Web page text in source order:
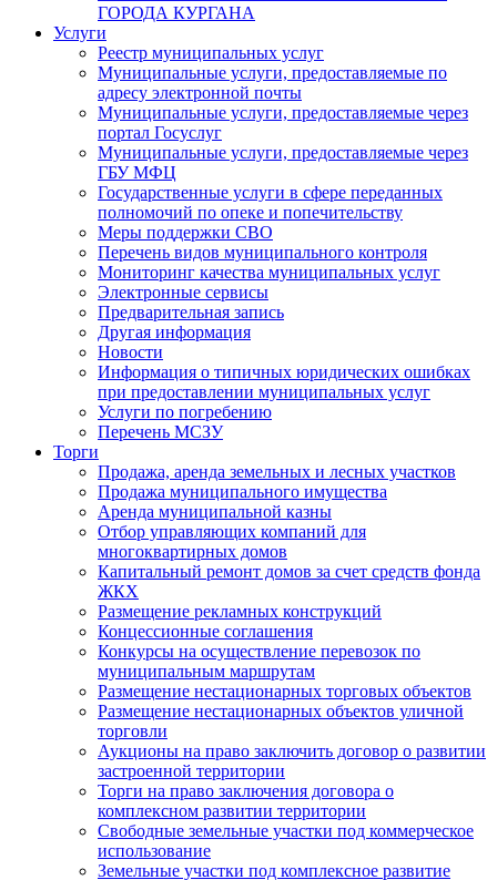
ГОРОДА КУРГАНА
Услуги
Реестр муниципальных услуг
Муниципальные услуги, предоставляемые по
адресу электронной почты
Муниципальные услуги, предоставляемые через
портал Госуслуг
Муниципальные услуги, предоставляемые через
ГБУ МФЦ
Государственные услуги в сфере переданных
полномочий по опеке и попечительству
Меры поддержки СВО
Перечень видов муниципального контроля
Мониторинг качества муниципальных услуг
Электронные сервисы
Предварительная запись
Другая информация
Новости
Информация о типичных юридических ошибках
при предоставлении муниципальных услуг
Услуги по погребению
Перечень МСЗУ
Торги
Продажа, аренда земельных и лесных участков
Продажа муниципального имущества
Аренда муниципальной казны
Отбор управляющих компаний для
многоквартирных домов
Капитальный ремонт домов за счет средств фонда
ЖКХ
Размещение рекламных конструкций
Концессионные соглашения
Конкурсы на осуществление перевозок по
муниципальным маршрутам
Размещение нестационарных торговых объектов
Размещение нестационарных объектов уличной
торговли
Аукционы на право заключить договор о развитии
застроенной территории
Торги на право заключения договора о
комплексном развитии территории
Свободные земельные участки под коммерческое
использование
Земельные участки под комплексное развитие